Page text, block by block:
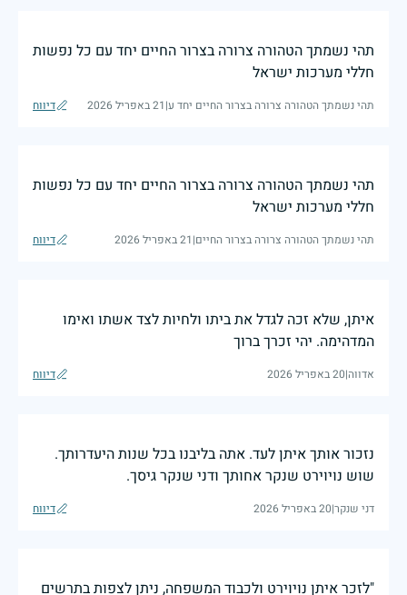
תהי נשמתך הטהורה צרורה בצרור החיים יחד עם כל נפשות
חללי מערכות ישראל
תהי נשמתך הטהורה צרורה בצרור החיים יחד ע|21 באפריל 2026 דיווח
תהי נשמתך הטהורה צרורה בצרור החיים יחד עם כל נפשות
חללי מערכות ישראל
תהי נשמתך הטהורה צרורה בצרור החיים|21 באפריל 2026 דיווח
איתן, שלא זכה לגדל את ביתו ולחיות לצד אשתו ואימו
המדהימה. יהי זכרך ברוך
אדווה|20 באפריל 2026 דיווח
נזכור אותך איתן לעד. אתה בליבנו בכל שנות היעדרותך.
שוש נויוירט שנקר אחותך ודני שנקר גיסך.
דני שנקר|20 באפריל 2026 דיווח
"לזכר איתן נויוירט ולכבוד המשפחה, ניתן לצפות בתרשים